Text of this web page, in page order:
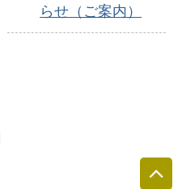
らせ（ご案内）